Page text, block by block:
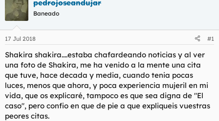
c
i
a
d
o
d
e
l
t
e
a
h
e
i
c
i
o
pedrojoseandujar
Baneado
17 Jul 2018 #1
Shakira shakira....estaba chafardeando noticias y al ver
una foto de Shakira, me ha venido a la mente una cita
que tuve, hace decada y media, cuando tenia pocas
luces, menos que ahora, y poca experiencia mujeril en mi
vida, que os explicaré, tampoco es que sea digna de "El
caso", pero confio en que de pie a que expliqueis vuestras
peores citas.